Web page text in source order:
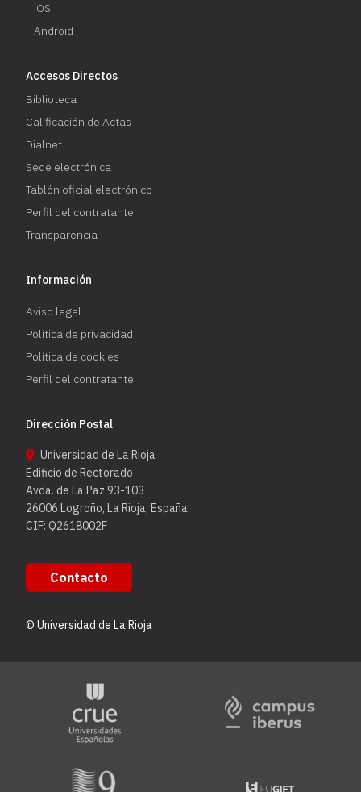
iOS
Android
Accesos Directos
Biblioteca
Calificación de Actas
Dialnet
Sede electrónica
Tablón oficial electrónico
Perfil del contratante
Transparencia
Información
Aviso legal
Política de privacidad
Política de cookies
Perfil del contratante
Dirección Postal
Universidad de La Rioja
Edificio de Rectorado
Avda. de La Paz 93-103
26006 Logroño, La Rioja, España
CIF: Q2618002F
Contacto
© Universidad de La Rioja